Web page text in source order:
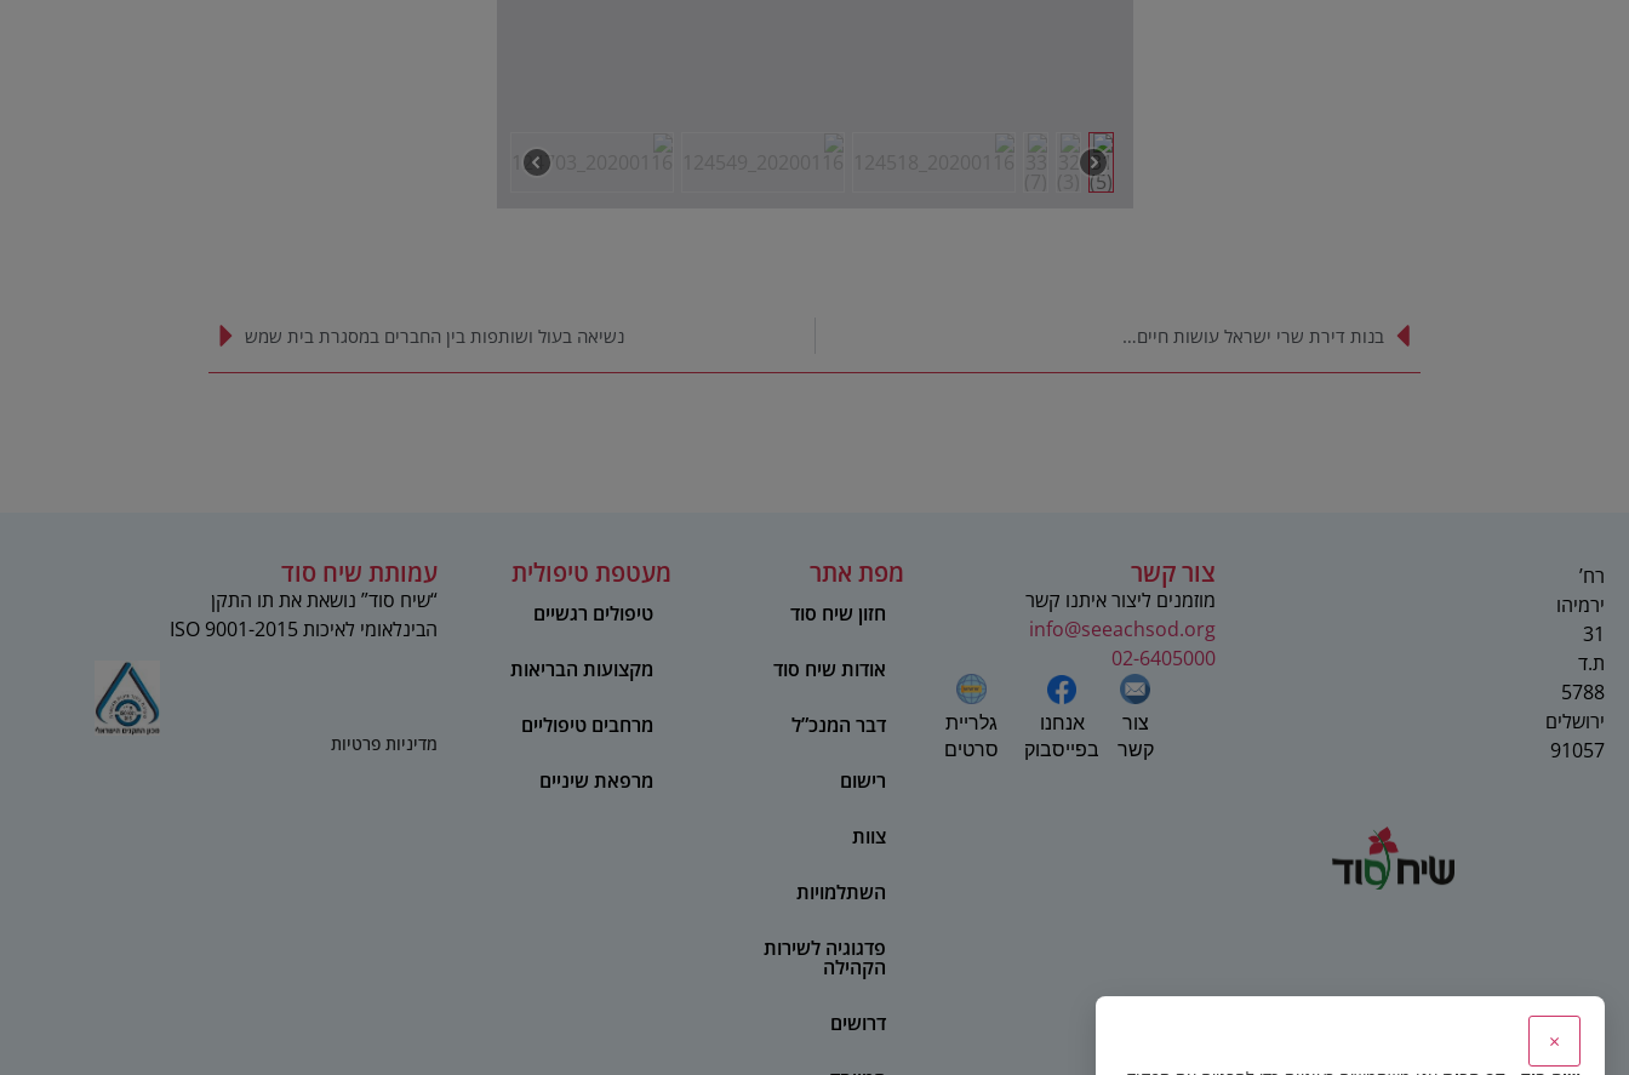
בנות דירת שרי ישראל עושות חיים… נשיאה בעול ושותפות בין החברים במסגרת בית שמש
רח’
ירמיהו
31
ת.ד
5788
ירושלים
91057
צור קשר
מוזמנים ליצור איתנו קשר
info@seeachsod.org
02-6405000
גלריית
סרטים
אנחנו
בפייסבוק
צור
קשר
מפת אתר
חזון שיח סוד
אודות שיח סוד
דבר המנכ”ל
רישום
צוות
השתלמויות
פדגוגיה לשירות
הקהילה
דרושים
מעטפת טיפולית
טיפולים רגשיים
מקצועות הבריאות
מרחבים טיפוליים
מרפאת שיניים
עמותת שיח סוד
“שיח סוד” נושאת את תו התקן
הבינלאומי לאיכות 2015-ISO 9001
מדיניות פרטיות
×